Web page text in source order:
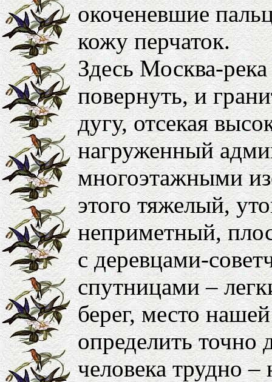
окоченевшие
кожу перчаток.
Здесь Москва-
повернуть, и
дугу, отсекая
нагруженный
многоэтажными
этого тяжелый,
неприметный,
с деревцами-
спутницами –
берег, место
определить точно
человека трудно